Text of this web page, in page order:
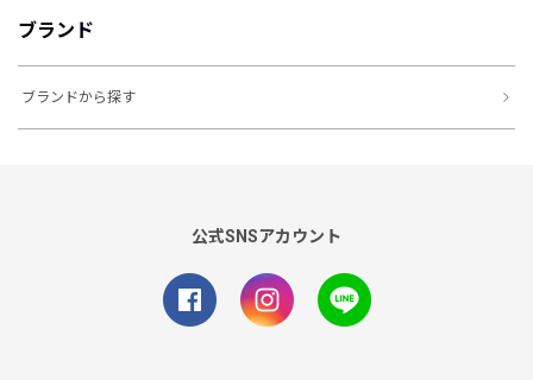
ブランド
ブランドから探す
公式SNSアカウント